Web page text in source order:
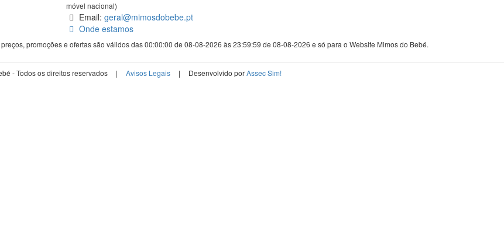
móvel nacional)
Email: geral@mimosdobebe.pt
Onde estamos
promoções e ofertas são válidos das 00:00:00 de 08-08-2026 às 23:59:59 de 08-08-2026 e só para o Website Mimos do Bebé.
- Todos os direitos reservados | Avisos Legais | Desenvolvido porAssec Sim!